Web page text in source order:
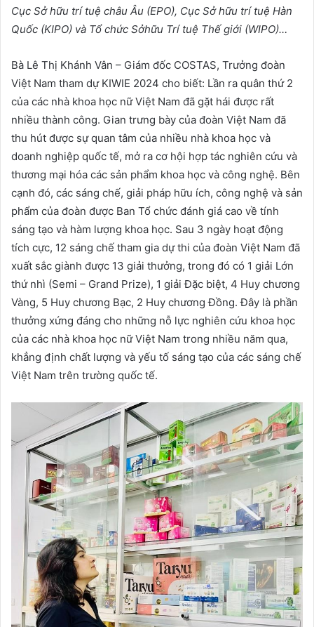
Cục Sởhữu trí tuệ châu Âu (EPO), Cục Sởhữu trí tuệ Hàn
Quốc (KIPO) và Tổchức Sởhữu Trí tuệ Thếgiới (WIPO)…
Bà Lê Thị Khánh Vân – Giám đốc COSTAS, Trưởng đoàn
Việt Nam tham dự KIWIE 2024 cho biết: Lần ra quân thứ 2
của các nhà khoa học nữ Việt Nam đã gặt hái được rất
nhiều thành công. Gian trưng bày của đoàn Việt Nam đã
thu hút được sự quan tâm của nhiều nhà khoa học và
doanh nghiệp quốc tế, mở ra cơ hội hợp tác nghiên cứu và
thương mại hóa các sản phẩm khoa học và công nghệ. Bên
cạnh đó, các sáng chế, giải pháp hữu ích, công nghệ và sản
phẩm của đoàn được Ban Tổ chức đánh giá cao về tính
sáng tạo và hàm lượng khoa học. Sau 3 ngày hoạt động
tích cực, 12 sáng chế tham gia dự thi của đoàn Việt Nam đã
xuất sắc giành được 13 giải thưởng, trong đó có 1 giải Lớn
thứ nhì (Semi – Grand Prize), 1 giải Đặc biệt, 4 Huy chương
Vàng, 5 Huy chương Bạc, 2 Huy chương Đồng. Đây là phần
thưởng xứng đáng cho những nỗ lực nghiên cứu khoa học
của các nhà khoa học nữ Việt Nam trong nhiều năm qua,
khẳng định chất lượng và yếu tố sáng tạo của các sáng chế
Việt Nam trên trường quốc tế.